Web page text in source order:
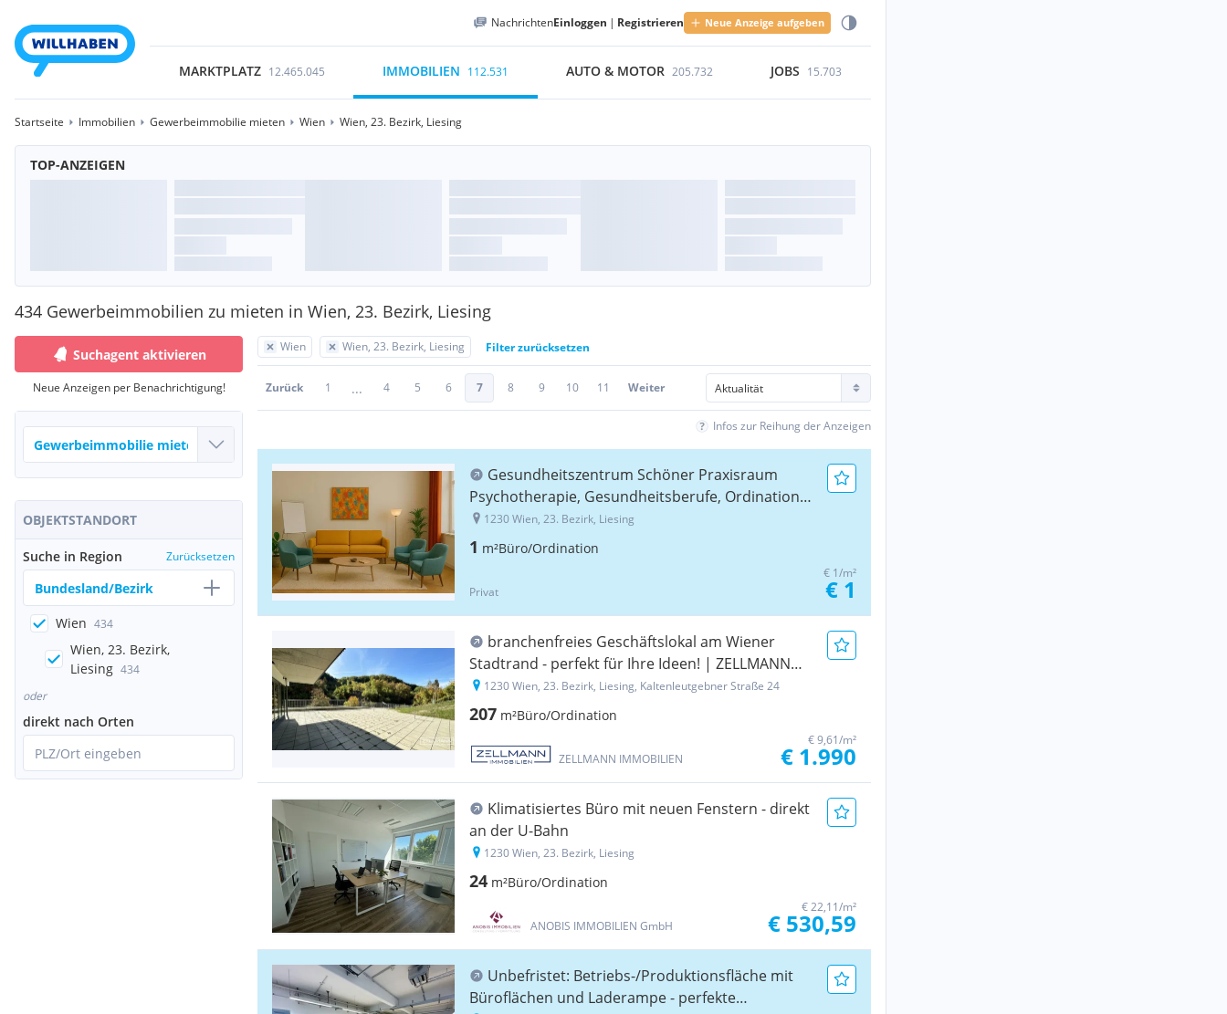
NachrichtenEinloggen | Registrieren Neue Anzeige aufgeben
MARKTPLATZ 12.465.045 IMMOBILIEN 112.531 AUTO & MOTOR 205.732 JOBS 15.703
Startseite Immobilien Gewerbeimmobilie mieten Wien Wien, 23. Bezirk, Liesing
TOP-ANZEIGEN
434 Gewerbeimmobilien zu mieten in Wien, 23. Bezirk, Liesing
Suchagent aktivieren
Neue Anzeigen per Benachrichtigung!
OBJEKTSTANDORT
Suche in Region Zurücksetzen
Bundesland/Bezirk
Wien 434
Wien, 23. Bezirk,
Liesing 434
oder
direkt nach Orten
PLZ/Ort eingeben
Wien Wien, 23. Bezirk, Liesing Filter zurücksetzen
Zurück 1 ... 4 5 6 7 8 9 10 11 Weiter
Infos zur Reihung der Anzeigen
Gesundheitszentrum Schöner Praxisraum
Psychotherapie, Gesundheitsberufe, Ordination,
U-Bahnnähe
1230 Wien, 23. Bezirk, Liesing
1 m²Büro/Ordination
Privat
€ 1/m²
€ 1
branchenfreies Geschäftslokal am Wiener
Stadtrand - perfekt für Ihre Ideen! | ZELLMANN
IMMOBILIEN
1230 Wien, 23. Bezirk, Liesing, Kaltenleutgebner Straße 24
207 m²Büro/Ordination
ZELLMANN IMMOBILIEN
€ 9,61/m²
€ 1.990
Klimatisiertes Büro mit neuen Fenstern - direkt
an der U-Bahn
1230 Wien, 23. Bezirk, Liesing
24 m²Büro/Ordination
ANOBIS IMMOBILIEN GmbH
€ 22,11/m²
€ 530,59
Unbefristet: Betriebs-/Produktionsfläche mit
Büroflächen und Laderampe - perfekte